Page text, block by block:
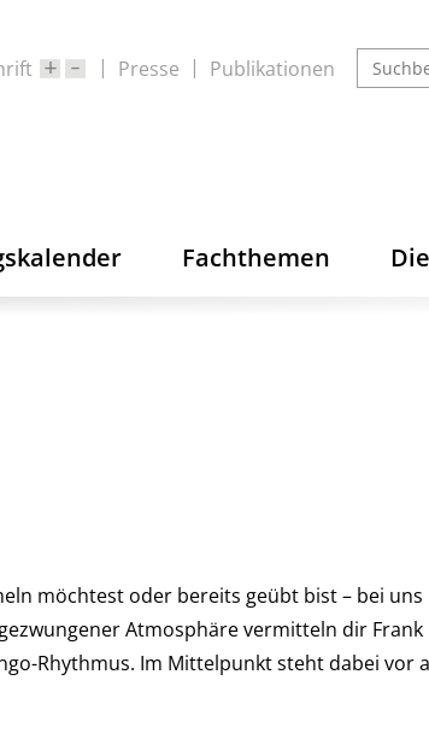
Presse Publikationen
Fachthemen
möchtest oder bereits geübt bist – bei
Atmosphäre vermitteln dir
Rhythmus. Im Mittelpunkt steht dabei vor